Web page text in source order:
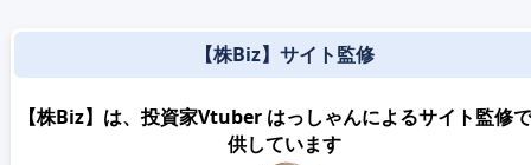
【株Biz】サイト監修
【株Biz】は、投資家Vtuber はっしゃんによるサイト監修
供しています